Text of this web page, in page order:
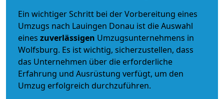
Ein wichtiger Schritt bei der Vorbereitung eines
Umzugs nach Lauingen Donau ist die Auswahl
eines zuverlässigen Umzugsunternehmens in
Wolfsburg. Es ist wichtig, sicherzustellen, dass
das Unternehmen über die erforderliche
Erfahrung und Ausrüstung verfügt, um den
Umzug erfolgreich durchzuführen.